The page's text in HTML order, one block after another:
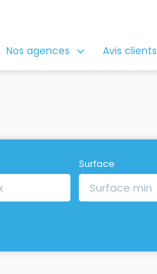
Nos agences Avis clients
Surface